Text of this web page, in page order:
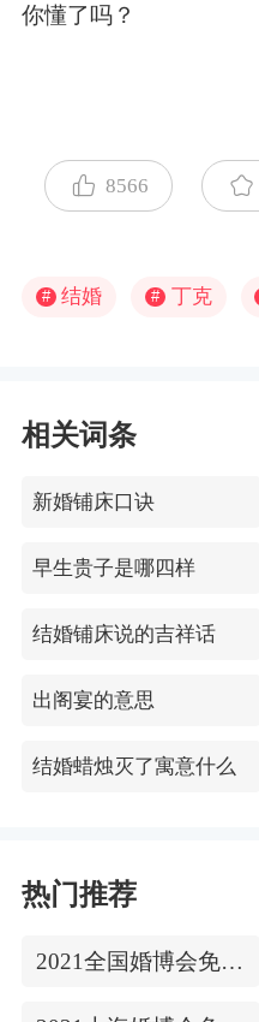
你懂了吗？
8566
# 结婚 # 丁克
相关词条
新婚铺床口诀
早生贵子是哪四样
结婚铺床说的吉祥话
出阁宴的意思
结婚蜡烛灭了寓意什么
热门推荐
2021全国婚博会免费门票